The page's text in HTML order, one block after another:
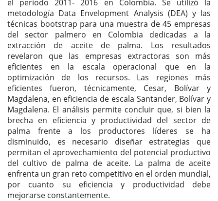
el periodo 2011- 2016 en Colombia. Se utilizó la
metodología Data Envelopment Analysis (DEA) y las
técnicas bootstrap para una muestra de 45 empresas
del sector palmero en Colombia dedicadas a la
extracción de aceite de palma. Los resultados
revelaron que las empresas extractoras son más
eficientes en la escala operacional que en la
optimización de los recursos. Las regiones más
eficientes fueron, técnicamente, Cesar, Bolívar y
Magdalena, en eficiencia de escala Santander, Bolívar y
Magdalena. El análisis permite concluir que, si bien la
brecha en eficiencia y productividad del sector de
palma frente a los productores líderes se ha
disminuido, es necesario diseñar estrategias que
permitan el aprovechamiento del potencial productivo
del cultivo de palma de aceite. La palma de aceite
enfrenta un gran reto competitivo en el orden mundial,
por cuanto su eficiencia y productividad debe
mejorarse constantemente.